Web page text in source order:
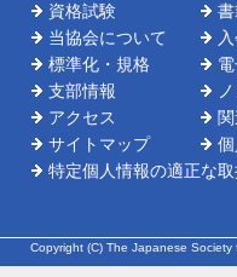
資格試験
当協会について
標準化・規格
支部情報
アクセス
サイトマップ
特定個人情報の適正な
Copyright (C) The Japanese Society